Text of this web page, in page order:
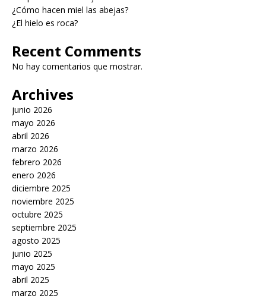
¿Cómo hacen miel las abejas?
¿El hielo es roca?
Recent Comments
No hay comentarios que mostrar.
Archives
junio 2026
mayo 2026
abril 2026
marzo 2026
febrero 2026
enero 2026
diciembre 2025
noviembre 2025
octubre 2025
septiembre 2025
agosto 2025
junio 2025
mayo 2025
abril 2025
marzo 2025